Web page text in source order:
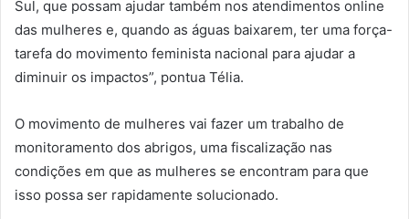
Sul, que possam ajudar também nos atendimentos online
das mulheres e, quando as águas baixarem, ter uma força-
tarefa do movimento feminista nacional para ajudar a
diminuir os impactos”, pontua Télia.
O movimento de mulheres vai fazer um trabalho de
monitoramento dos abrigos, uma fiscalização nas
condições em que as mulheres se encontram para que
isso possa ser rapidamente solucionado.